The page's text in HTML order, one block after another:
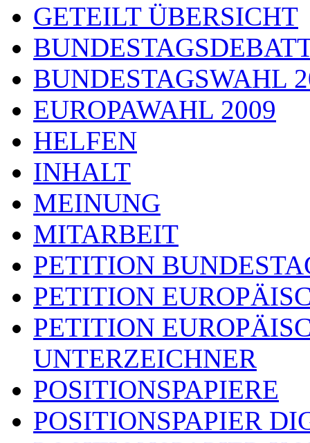
GETEILT ÜBERSICHT
BUNDESTAGSWAHL
EUROPAWAHL 2009
HELFEN
INHALT
MEINUNG
MITARBEIT
PETITION
PETITION
PETITION
UNTERZEICHNER
POSITIONSPAPIERE
POSITIONSPAPIER